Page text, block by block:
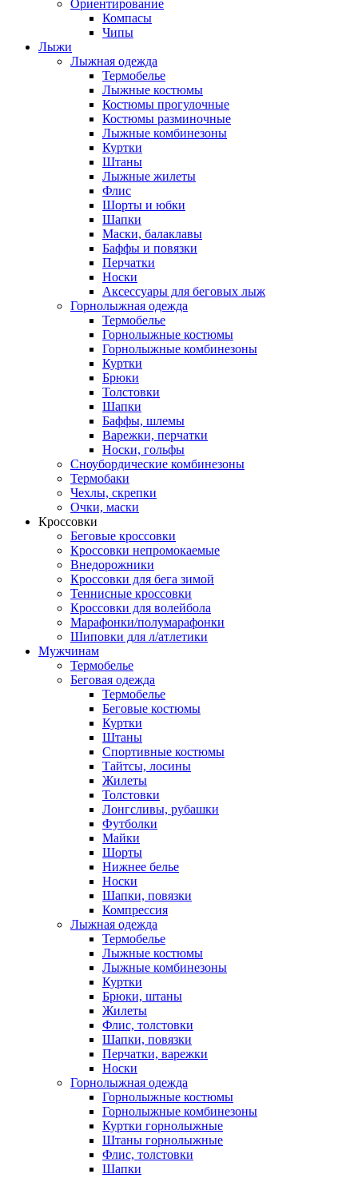
Ориентирование
Компасы
Чипы
Лыжи
Лыжная одежда
Термобелье
Лыжные костюмы
Костюмы прогулочные
Костюмы разминочные
Лыжные комбинезоны
Куртки
Штаны
Лыжные жилеты
Флис
Шорты и юбки
Шапки
Маски, балаклавы
Баффы и повязки
Перчатки
Носки
Аксессуары для беговых лыж
Горнолыжная одежда
Термобелье
Горнолыжные костюмы
Горнолыжные комбинезоны
Куртки
Брюки
Толстовки
Шапки
Баффы, шлемы
Варежки, перчатки
Носки, гольфы
Сноубордические комбинезоны
Термобаки
Чехлы, скрепки
Очки, маски
Кроссовки
Беговые кроссовки
Кроссовки непромокаемые
Внедорожники
Кроссовки для бега зимой
Теннисные кроссовки
Кроссовки для волейбола
Марафонки/полумарафонки
Шиповки для л/атлетики
Мужчинам
Термобелье
Беговая одежда
Термобелье
Беговые костюмы
Куртки
Штаны
Спортивные костюмы
Тайтсы, лосины
Жилеты
Толстовки
Лонгсливы, рубашки
Футболки
Майки
Шорты
Нижнее белье
Носки
Шапки, повязки
Компрессия
Лыжная одежда
Термобелье
Лыжные костюмы
Лыжные комбинезоны
Куртки
Брюки, штаны
Жилеты
Флис, толстовки
Шапки, повязки
Перчатки, варежки
Носки
Горнолыжная одежда
Горнолыжные костюмы
Горнолыжные комбинезоны
Куртки горнолыжные
Штаны горнолыжные
Флис, толстовки
Шапки